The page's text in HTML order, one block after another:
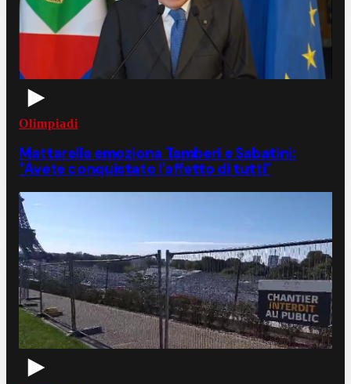
Olimpiadi
Mattarella emoziona Tamberi e Sabatini:
"Avete conquistato l'affetto di tutti"